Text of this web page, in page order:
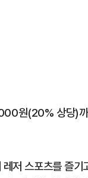
원(20% 상당)
저 스포츠를 즐